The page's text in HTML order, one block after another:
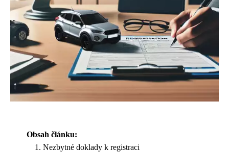
Obsah článku:
Nezbytné doklady k registraci